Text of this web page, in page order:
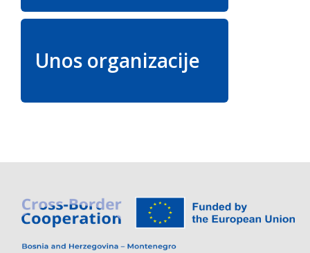
Unos organizacije